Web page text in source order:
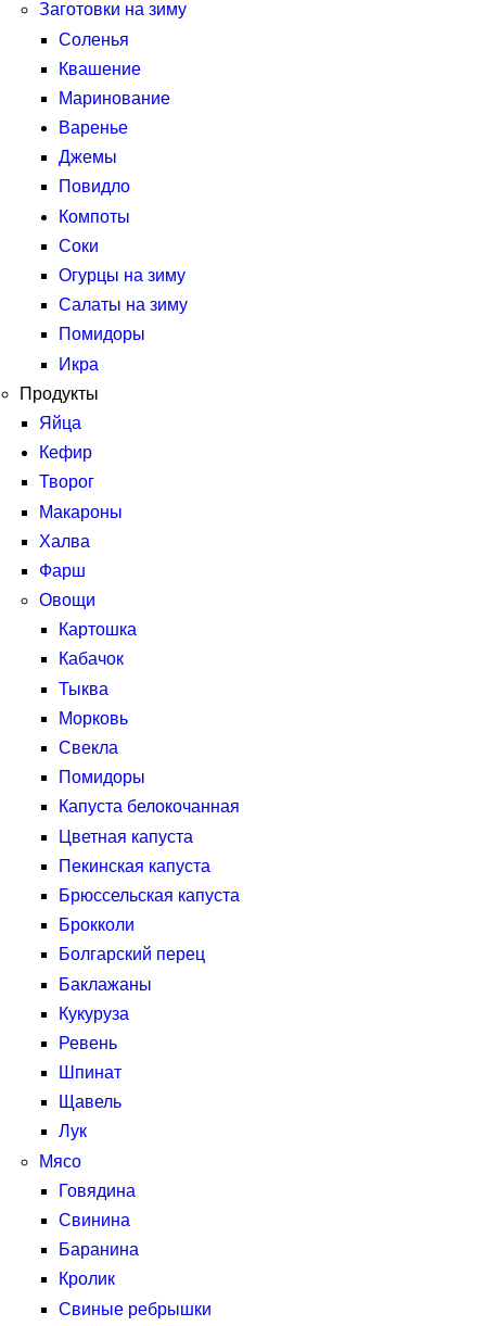
Заготовки на зиму
Соленья
Квашение
Маринование
Варенье
Джемы
Повидло
Компоты
Соки
Огурцы на зиму
Салаты на зиму
Помидоры
Икра
Продукты
Яйца
Кефир
Творог
Макароны
Халва
Фарш
Овощи
Картошка
Кабачок
Тыква
Морковь
Свекла
Помидоры
Капуста белокочанная
Цветная капуста
Пекинская капуста
Брюссельская капуста
Брокколи
Болгарский перец
Баклажаны
Кукуруза
Ревень
Шпинат
Щавель
Лук
Мясо
Говядина
Свинина
Баранина
Кролик
Свиные ребрышки